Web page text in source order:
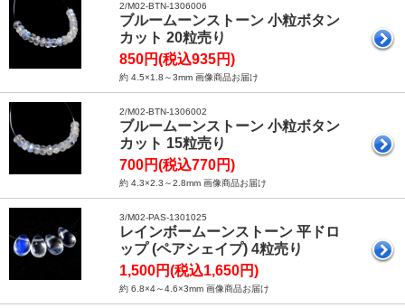
2/M02-BTN-1306006
ブルームーンストーン 小粒ボタン
カット 20粒売り
850円(税込935円)
約 4.5×1.8～3mm 画像商品お届け
2/M02-BTN-1306002
ブルームーンストーン 小粒ボタン
カット 15粒売り
700円(税込770円)
約 4.3×2.3～2.8mm 画像商品お届け
3/M02-PAS-1301025
レインボームーンストーン 平ドロ
ップ (ペアシェイプ) 4粒売り
1,500円(税込1,650円)
約 6.8×4～4.6×3mm 画像商品お届け